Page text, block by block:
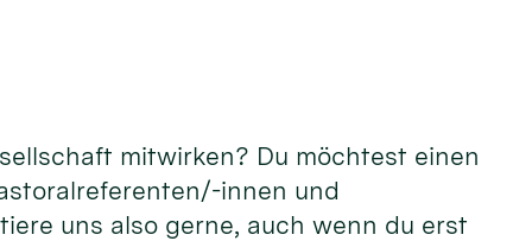
mitwirken? Du möchtest einen
innen und
uns also gerne, auch wenn du erst